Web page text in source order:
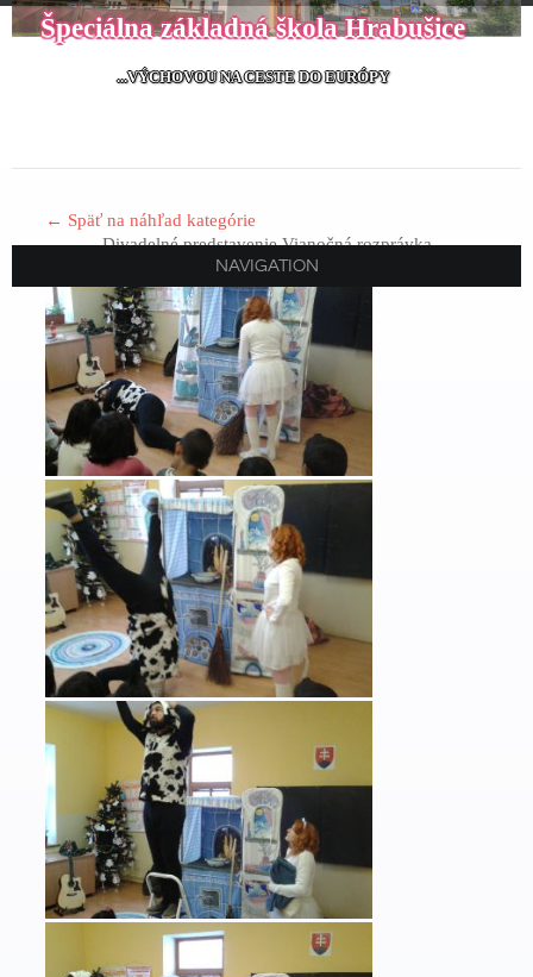
Špeciálna základná škola Hrabušice
...VÝCHOVOU NA CESTE DO EURÓPY
NAVIGATION
← Späť na náhľad kategórie
Divadelné predstavenie Vianočná rozprávka